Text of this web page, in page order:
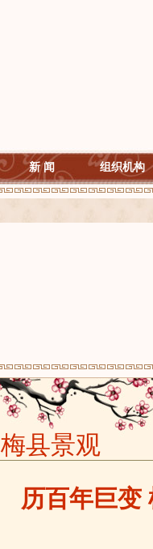
新 闻 组织机构
梅县景观
历百年巨